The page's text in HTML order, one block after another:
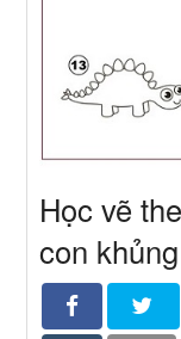
Học vẽ
con